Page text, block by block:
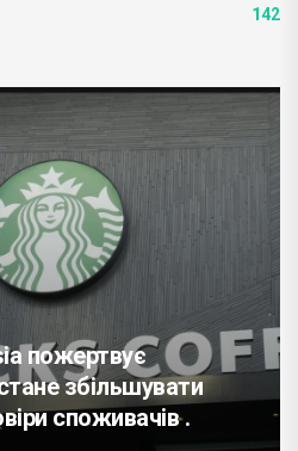
142
пожертвує
збільшувати
споживачів .